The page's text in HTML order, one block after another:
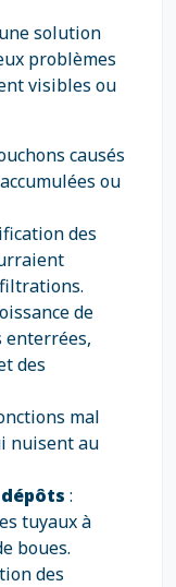
solution
problèmes
visibles ou
causés
ou
des
de
enterrées,
des
mal
nuisent au
:
tuyaux à
boues.
des